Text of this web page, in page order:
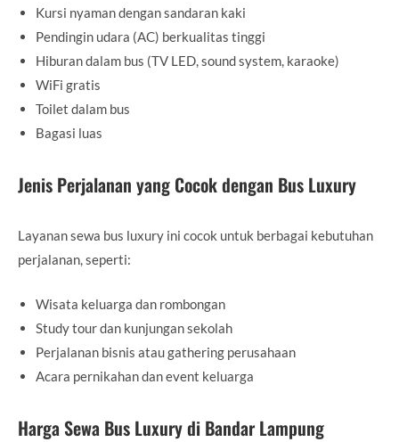
Kursi nyaman dengan sandaran kaki
Pendingin udara (AC) berkualitas tinggi
Hiburan dalam bus (TV LED, sound system, karaoke)
WiFi gratis
Toilet dalam bus
Bagasi luas
Jenis Perjalanan yang Cocok dengan Bus Luxury
Layanan sewa bus luxury ini cocok untuk berbagai kebutuhan
perjalanan, seperti:
Wisata keluarga dan rombongan
Study tour dan kunjungan sekolah
Perjalanan bisnis atau gathering perusahaan
Acara pernikahan dan event keluarga
Harga Sewa Bus Luxury di Bandar Lampung